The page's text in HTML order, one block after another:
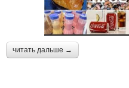
читать дальше →